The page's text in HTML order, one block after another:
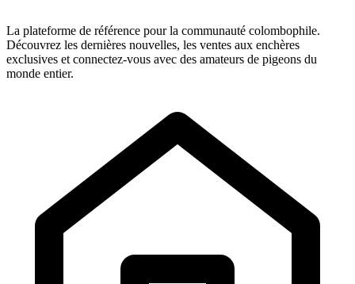
La plateforme de référence pour la communauté colombophile.
Découvrez les dernières nouvelles, les ventes aux enchères
exclusives et connectez-vous avec des amateurs de pigeons du
monde entier.